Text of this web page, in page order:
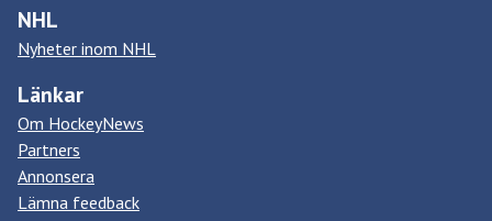
NHL
Nyheter inom NHL
Länkar
Om HockeyNews
Partners
Annonsera
Lämna feedback